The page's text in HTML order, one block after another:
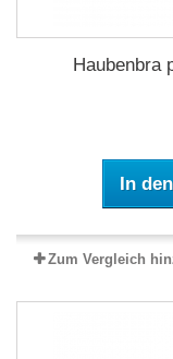
Haubenbra
In
Zum Vergleich